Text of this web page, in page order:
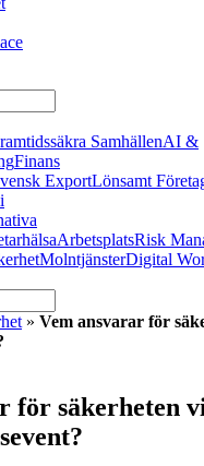
SamhällenAI &
Finans
ExportLönsamt
ArbetsplatsRisk
MolntjänsterDigital
» Vem ansvarar för
för säkerheten